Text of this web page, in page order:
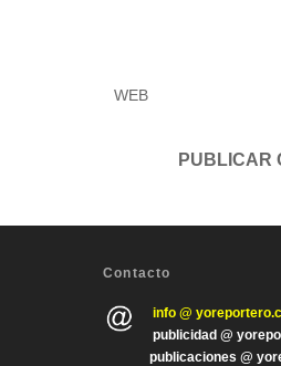
Contacto
info @
publicidad @
publicaciones @